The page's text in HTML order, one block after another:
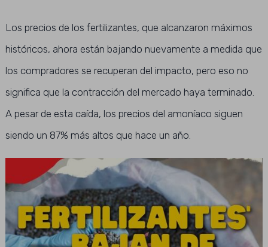
Los precios de los fertilizantes, que alcanzaron máximos
históricos, ahora están bajando nuevamente a medida que
los compradores se recuperan del impacto, pero eso no
significa que la contracción del mercado haya terminado.
A pesar de esta caída, los precios del amoníaco siguen
siendo un 87% más altos que hace un año.